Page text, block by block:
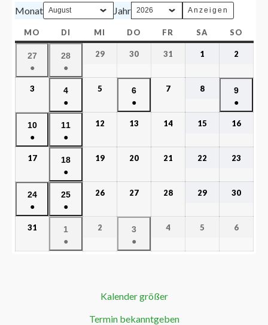
Monat Jahr
MO DI MI DO FR SA SO
27
●
28
●
29 30 31 1 2
3
4
●
5
6
●
7 8
9
●
10
●
11
●
12 13 14 15 16
17
18
●
19 20 21 22 23
24
●
25
●
26 27 28 29 30
31
1
●
2
3
●
4 5 6
Kalender größer
Termin bekanntgeben